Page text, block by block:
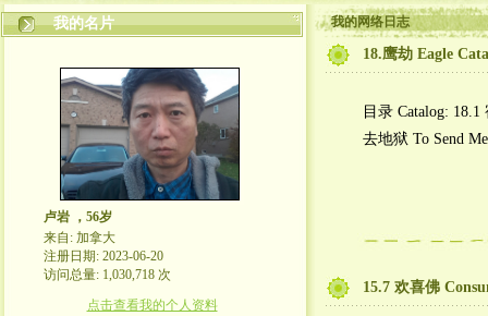
我的名片
卢岩 ，56岁
来自: 加拿大
注册日期: 2023-06-20
访问总量: 1,030,718 次
点击查看我的个人资料
我的网络日志
18.鹰劫 Eagle
目录 Catalog:
去地狱 To Send
15.7 欢喜佛